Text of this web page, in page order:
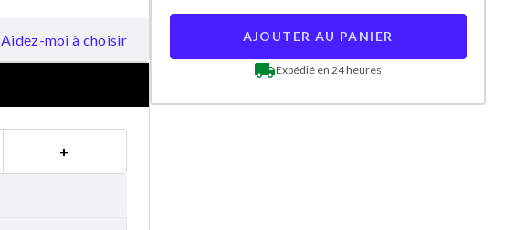
Aidez-moi à choisir
+
AJOUTER AU PANIER
Expédié en 24 heures